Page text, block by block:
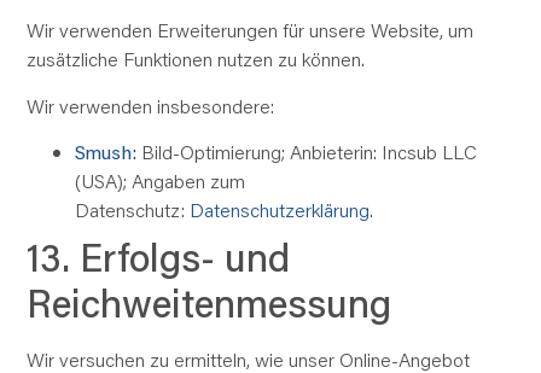
Wir verwenden Erweiterungen für unsere Website, um
zusätzliche Funktionen nutzen zu können.
Wir verwenden insbesondere:
Smush: Bild-Optimierung; Anbieterin: Incsub LLC
(USA); Angaben zum
Datenschutz: Datenschutzerklärung.
13. Erfolgs- und
Reichweitenmessung
Wir versuchen zu ermitteln, wie unser Online-Angebot